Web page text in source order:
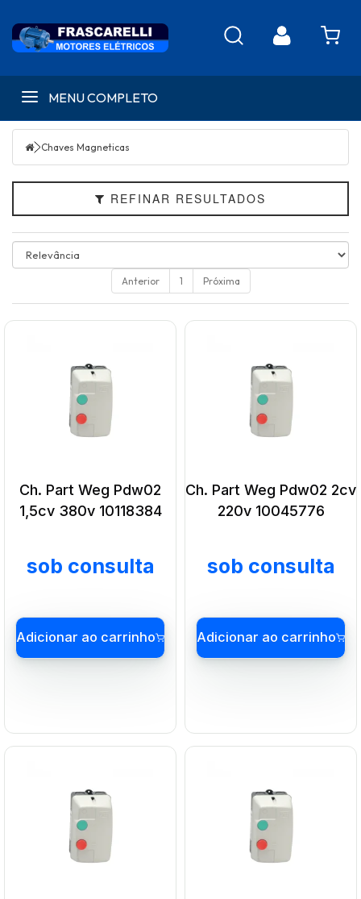
MENU COMPLETO
Chaves Magneticas
REFINAR RESULTADOS
Filtrar
CATEGORIAS
MARCAS
Anterior 1 Próxima
Ch. Part Weg Pdw02
1,5cv 380v 10118384
sob consulta
Ch. Part Weg Pdw02 2cv
220v 10045776
sob consulta